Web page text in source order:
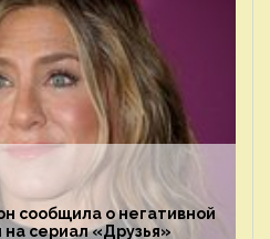
сообщила о негативной
сериал «Друзья»